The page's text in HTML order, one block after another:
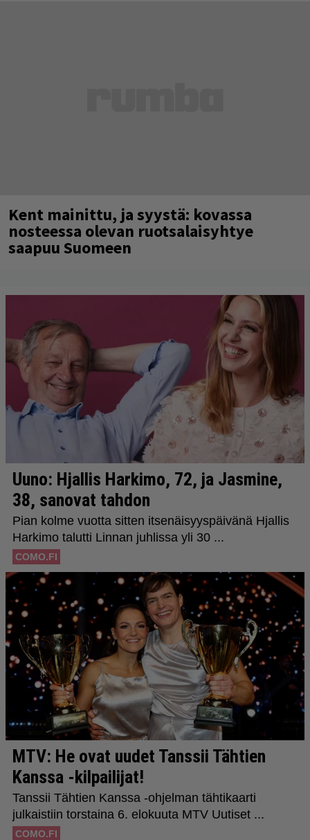
Kent mainittu, ja syystä: kovassa
nosteessa olevan ruotsalaisyhtye
saapuu Suomeen